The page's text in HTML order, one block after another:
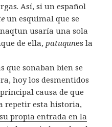
Así, si un español
un esquimal que se
usaría una sola
de ella,patuqunes la
que sonaban bien se
hoy los desmentidos
causa de que
repetir esta historia,
su propia entrada en la